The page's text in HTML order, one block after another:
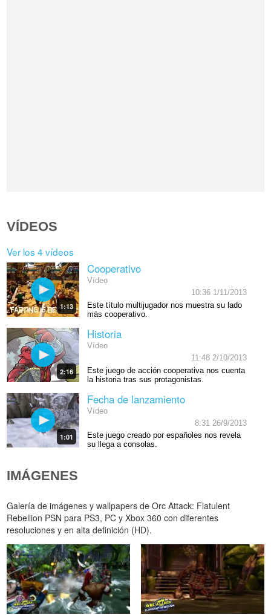
VÍDEOS
Ver los 4 vídeos
1:13
Cooperativo
Vídeo
10:36 1/11/2013
Este título multijugador nos muestra su lado
más cooperativo.
2:16
Historia
Vídeo
11:48 2/10/2013
Este juego de acción cooperativa nos cuenta
la historia tras sus protagonistas.
1:01
Fecha de lanzamiento
Vídeo
8:31 26/9/2013
Este juego creado por españoles nos revela
su llega a consolas.
IMÁGENES
Galería de imágenes y wallpapers de Orc Attack: Flatulent
Rebellion PSN para PS3, PC y Xbox 360 con diferentes
resoluciones y en alta definición (HD).